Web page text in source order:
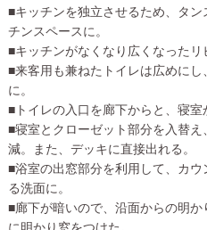
■キッチンを独立させるため、タ
チンスペースに。
■キッチンがなくなり広くなったリ
■来客用も兼ねたトイレは広めに
に。
■トイレの入口を廊下からと、寝室
■寝室とクローゼット部分を入替
減。また、デッキに直接出れる。
■浴室の出窓部分を利用して、カ
る洗面に。
■廊下が暗いので、沿面からの明